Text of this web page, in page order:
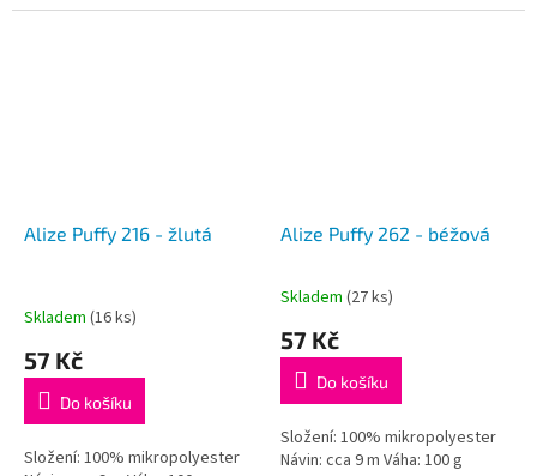
Alize Puffy 216 - žlutá
Skladem (16 ks)
57 Kč
Do košíku
Složení: 100% mikropolyester
Alize Puffy 262 - béžová
Průměrné
produktu
5,0
5
hvězdiček.
Skladem (27 ks)
57 Kč
Do košíku
Složení: 100% mikropolyester
Návin: cca 9 m Váha: 100 g